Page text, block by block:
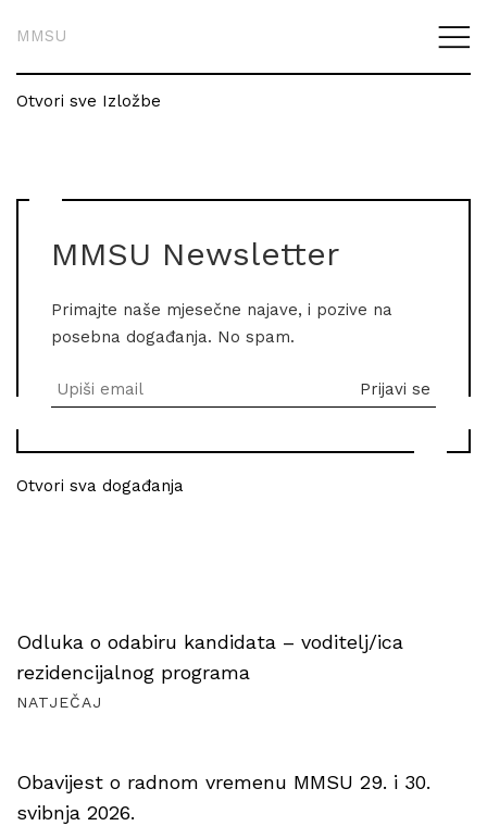
MMSU
Otvori sve Izložbe
MMSU Newsletter
Primajte naše mjesečne najave, i pozive na
posebna događanja. No spam.
Otvori sva događanja
Odluka o odabiru kandidata – voditelj/ica
rezidencijalnog programa
NATJEČAJ
Obavijest o radnom vremenu MMSU 29. i 30.
svibnja 2026.